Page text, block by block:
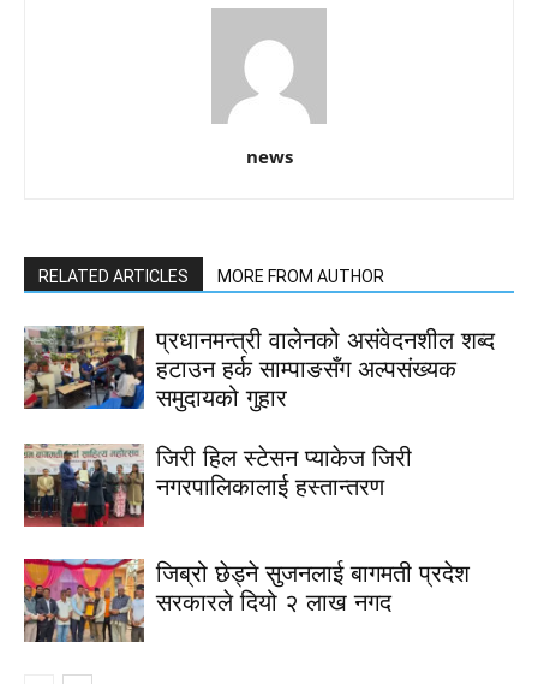
news
RELATED ARTICLES MORE FROM AUTHOR
प्रधानमन्त्री वालेनको असंवेदनशील शब्द
हटाउन हर्क साम्पाङसँग अल्पसंख्यक
समुदायको गुहार
जिरी हिल स्टेसन प्याकेज जिरी
नगरपालिकालाई हस्तान्तरण
जिब्रो छेड्ने सुजनलाई बागमती प्रदेश
सरकारले दियो २ लाख नगद